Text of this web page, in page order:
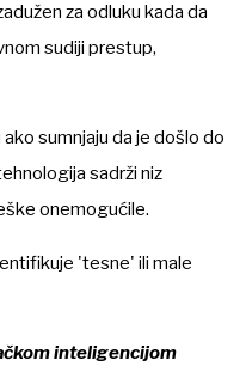
za odluku kada da
sudiji prestup,
sumnjaju da je došlo do
sadrži niz
onemogućile.
'tesne' ili male
inteligencijom